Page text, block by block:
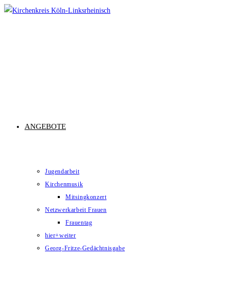
Zum
ANGEBOTE
Jugendarbeit
Kirchenmusik
Mitsingkonzert
Netzwerkarbeit Frauen
Frauentag
hier+weiter
Georg-Fritze-Gedächtnisgabe